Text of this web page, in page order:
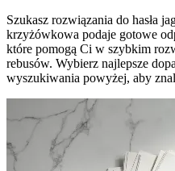
Szukasz rozwiązania do hasła
krzyżówkowa podaje gotowe
które pomogą Ci w szybkim
rebusów. Wybierz najlepsze
wyszukiwania powyżej, aby